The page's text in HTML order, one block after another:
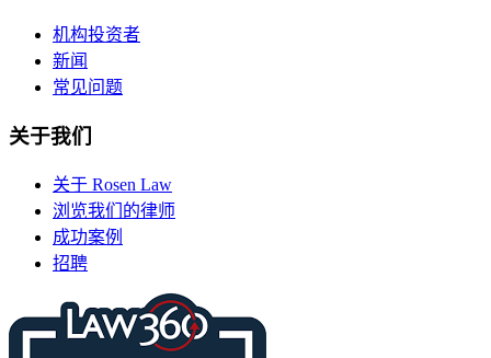
机构投资者
新闻
常见问题
关于我们
关于 Rosen Law
浏览我们的律师
成功案例
招聘